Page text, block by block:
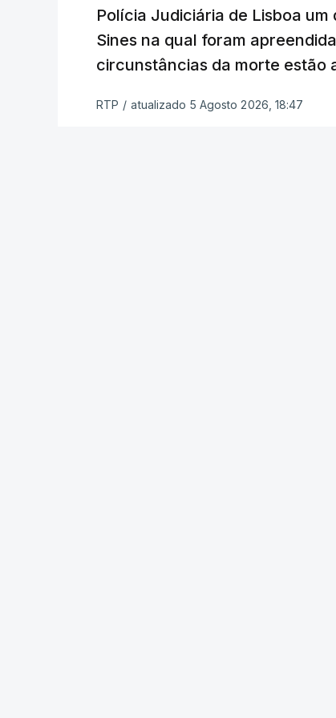
constrangimentos. Há casos em
a alegação justificativa para o
relatores devem preencher.
Polícia Judiciária de Lisboa
Sines na qual foram
circunstâncias da morte estão
RTP / atualizado 5 Agosto 2026, 18:47